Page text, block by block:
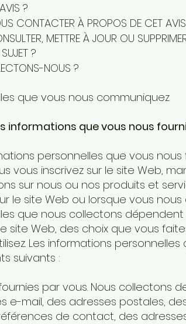
?
CONTACTER À PROPOS DE CET
METTRE À JOUR OU
?
NOUS ?
que vous nous communiquez
informations que vous nous
personnelles que vous nous
vous inscrivez sur le site Web,
sur nous ou nos produits et
le site Web ou lorsque vous
que nous collectons
site Web, des choix que vous
Les informations
suivants :
par vous. Nous collectons
e-mail, des adresses postales,
de contact, des